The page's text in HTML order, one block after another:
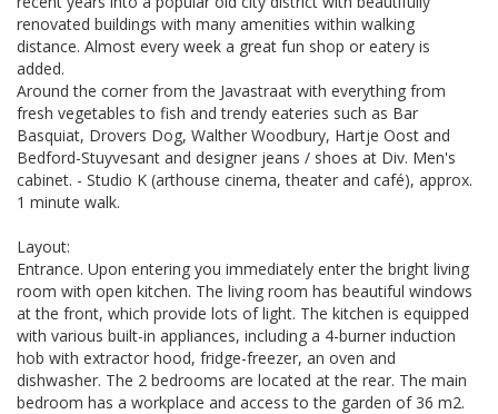
renovated buildings with many amenities within walking
distance. Almost every week a great fun shop or eatery is
added.
Around the corner from the Javastraat with everything from
fresh vegetables to fish and trendy eateries such as Bar
Basquiat, Drovers Dog, Walther Woodbury, Hartje Oost and
Bedford-Stuyvesant and designer jeans / shoes at Div. Men's
cabinet. - Studio K (arthouse cinema, theater and café), approx.
1 minute walk.
Layout:
Entrance. Upon entering you immediately enter the bright living
room with open kitchen. The living room has beautiful windows
at the front, which provide lots of light. The kitchen is equipped
with various built-in appliances, including a 4-burner induction
hob with extractor hood, fridge-freezer, an oven and
dishwasher. The 2 bedrooms are located at the rear. The main
bedroom has a workplace and access to the garden of 36 m2.